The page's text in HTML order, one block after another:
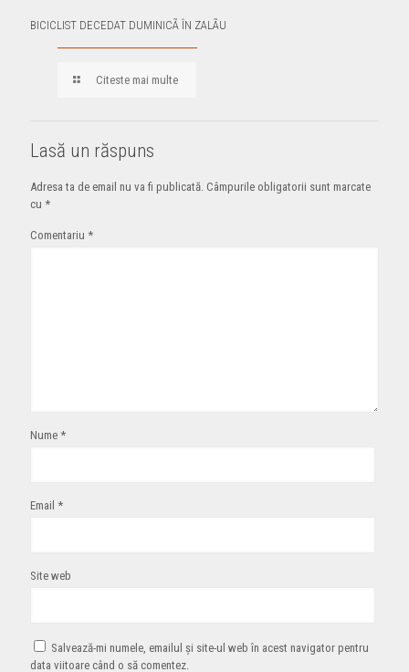
BICICLIST DECEDAT DUMINICÃ ÎN ZALÃU
Citeste mai multe
Lasă un răspuns
Adresa ta de email nu va fi publicată. Câmpurile obligatorii sunt marcate
cu *
Comentariu *
Nume *
Email *
Site web
Salvează-mi numele, emailul și site-ul web în acest navigator pentru
data viitoare când o să comentez.